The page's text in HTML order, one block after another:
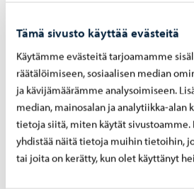
Tämä sivusto käyttää evästeitä
Käytämme evästeitä tarjoamamme
räätälöimiseen, sosiaalisen median
ja kävijämäärämme analysoimiseen.
median, mainosalan ja analytiikka-
tietoja siitä, miten käytät
yhdistää näitä tietoja muihin tietoihin,
tai joita on kerätty, kun olet käyttänyt
Dessutom
rökfria nikotinprodukter får inte
användas i skolor
nikotinhalten och tillsatser i
förpackningarnas utformning
tillverkaren eller importören ska
produktanmälan